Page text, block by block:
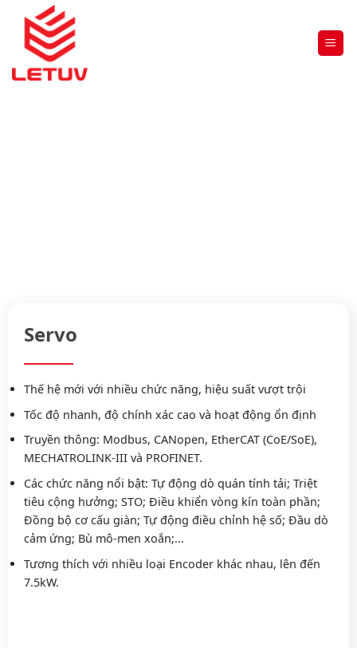
Servo
Thế hệ mới với nhiều chức năng, hiệu suất vượt trội
Tốc độ nhanh, độ chính xác cao và hoạt động ổn định
Truyền thông: Modbus, CANopen, EtherCAT (CoE/SoE),
MECHATROLINK-III và PROFINET.
Các chức năng nổi bật: Tự động dò quán tính tải; Triệt
tiêu cộng hưởng; STO; Điều khiển vòng kín toàn phần;
Đồng bộ cơ cấu giàn; Tự động điều chỉnh hệ số; Đầu dò
cảm ứng; Bù mô-men xoắn;...
Tương thích với nhiều loại Encoder khác nhau, lên đến
7.5kW.